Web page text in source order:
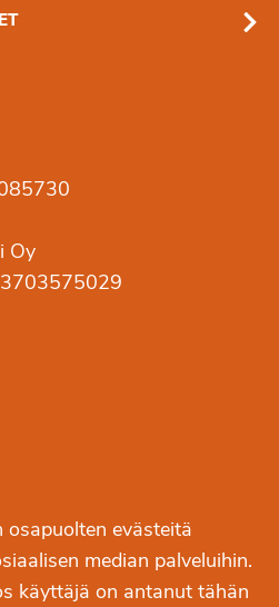
Oy
osapuolten evästeitä
median palveluihin.
käyttäjä on antanut tähän